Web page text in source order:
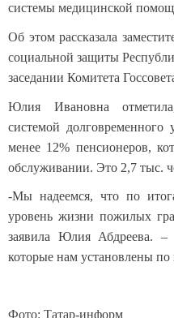
системы медицинской
Об этом рассказала
социальной защиты
заседании Комитета
Юлия Ивановна
системой
менее 12% пенсионеров,
обслуживании. Это 2,7 тыс.
-Мы надеемся, что по
уровень жизни пожилых
заявила Юлия Абдреева.
которые нам установлены
Фото: Татар-информ